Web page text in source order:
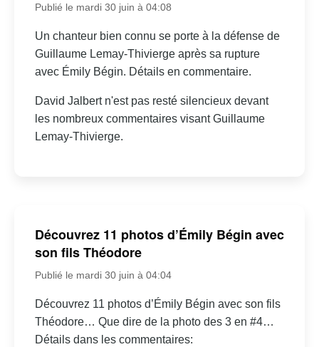
Publié le mardi 30 juin à 04:08
Un chanteur bien connu se porte à la défense de
Guillaume Lemay-Thivierge après sa rupture
avec Émily Bégin. Détails en commentaire.
David Jalbert n'est pas resté silencieux devant
les nombreux commentaires visant Guillaume
Lemay-Thivierge.
Découvrez 11 photos d’Émily Bégin avec
son fils Théodore
Publié le mardi 30 juin à 04:04
Découvrez 11 photos d’Émily Bégin avec son fils
Théodore… Que dire de la photo des 3 en #4…
Détails dans les commentaires: